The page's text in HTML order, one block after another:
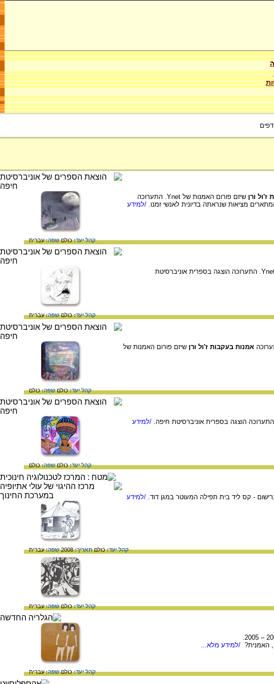
דפים
ז'ול ורן
שיזם פורום האמנות של Ynet. התערוכה
מציאות שנראתה בדיונית לאנשי זמנו. /למידע
קהל יעד:כולםשפה:עברית
שיזם פורום האמנות של Ynet. התערוכה הוצגה בספרית אוניברסיטת
קהל יעד:כולםשפה:עברית
אמנות בעקבות ז'ול ורן שיזם פורום האמנות של
קהל יעד:כולםשפה:כולם
/למידע
קהל יעד:כולםשפה:כולם
- קס ליד בית תפילה המעוטר במגן דוד. /למידע
קהל יעד:כולםתאריך:2008 שפה:עברית
קהל יעד:כולםשפה:עברית
האמנית? /למידע מלא...
קהל יעד:כולםשפה:עברית